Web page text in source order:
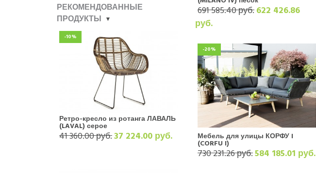
РЕКОМЕНДОВАННЫЕ
ПРОДУКТЫ
-10%
Ретро-кресло из ротанга ЛАВАЛЬ
(LAVAL) серое
41 360.00 руб.37 224.00 руб.
691 585.40 руб.622 426.86
руб.
-20%
Мебель для улицы КОРФУ I
(CORFU I)
730 231.26 руб.584 185.01 руб.